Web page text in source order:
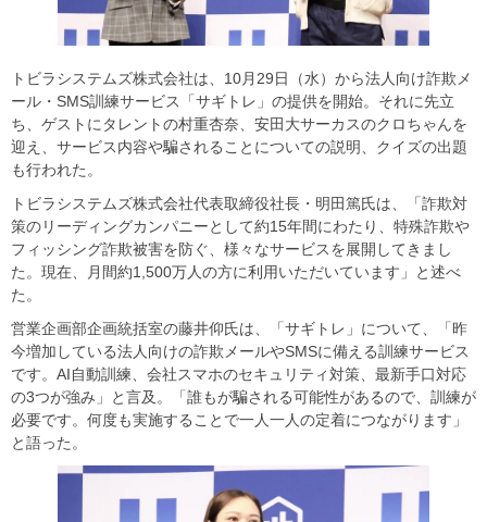
トビラシステムズ株式会社は、10月29日（水）から法人向け詐欺メ
ール・SMS訓練サービス「サギトレ」の提供を開始。それに先立
ち、ゲストにタレントの村重杏奈、安田大サーカスのクロちゃんを
迎え、サービス内容や騙されることについての説明、クイズの出題
も行われた。
トビラシステムズ株式会社代表取締役社長・明田篤氏は、「詐欺対
策のリーディングカンパニーとして約15年間にわたり、特殊詐欺や
フィッシング詐欺被害を防ぐ、様々なサービスを展開してきまし
た。現在、月間約1,500万人の方に利用いただいています」と述べ
た。
営業企画部企画統括室の藤井仰氏は、「サギトレ」について、「昨
今増加している法人向けの詐欺メールやSMSに備える訓練サービス
です。AI自動訓練、会社スマホのセキュリティ対策、最新手口対応
の3つが強み」と言及。「誰もが騙される可能性があるので、訓練が
必要です。何度も実施することで一人一人の定着につながります」
と語った。